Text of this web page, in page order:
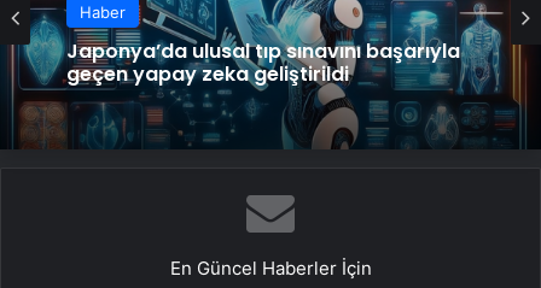
Haber
Japonya’da ulusal tıp sınavını başarıyla
geçen yapay zeka geliştirildi
En Güncel Haberler İçin